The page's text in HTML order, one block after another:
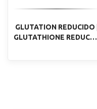
GLUTATION REDUCIDO |
GLUTATHIONE REDUCED